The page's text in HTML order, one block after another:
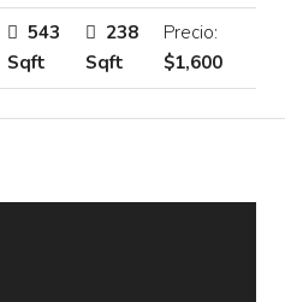
543
Sqft
238
Sqft
Precio:
$1,600